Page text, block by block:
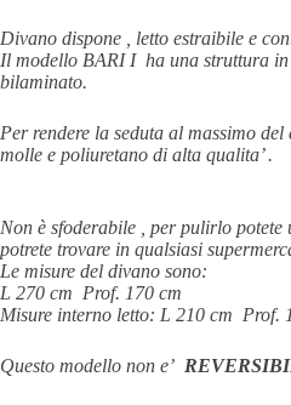
Divano dispone , letto estraibile e
Il modello BARI I ha una struttura in
bilaminato.
Per rendere la seduta al massimo
molle e poliuretano di alta qualita’ .
Non è sfoderabile , per pulirlo potete
potrete trovare in qualsiasi
Le misure del divano sono:
L 270 cm Prof. 170 cm
Misure interno letto: L 210 cm Prof.
Questo modello non e’